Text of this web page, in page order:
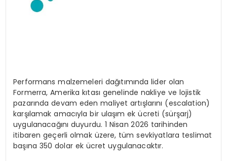
Performans malzemeleri dağıtımında lider olan
Formerra, Amerika kıtası genelinde nakliye ve lojistik
pazarında devam eden maliyet artışlarını (escalation)
karşılamak amacıyla bir ulaşım ek ücreti (sürşarj)
uygulanacağını duyurdu. 1 Nisan 2026 tarihinden
itibaren geçerli olmak üzere, tüm sevkiyatlara teslimat
başına 350 dolar ek ücret uygulanacaktır.